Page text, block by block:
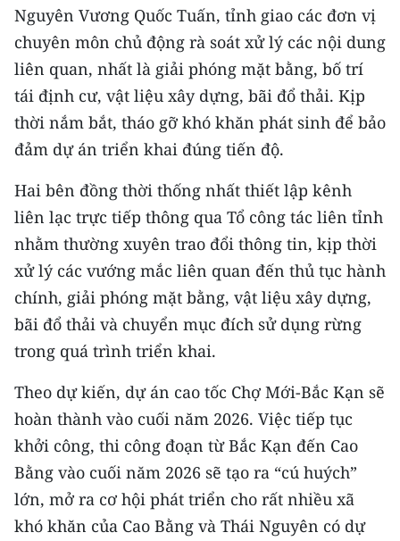
Nguyên Vương Quốc Tuấn, tỉnh giao các đơn vị
chuyên môn chủ động rà soát xử lý các nội dung
liên quan, nhất là giải phóng mặt bằng, bố trí
tái định cư, vật liệu xây dựng, bãi đổ thải. Kịp
thời nắm bắt, tháo gỡ khó khăn phát sinh để bảo
đảm dự án triển khai đúng tiến độ.
Hai bên đồng thời thống nhất thiết lập kênh
liên lạc trực tiếp thông qua Tổ công tác liên tỉnh
nhằm thường xuyên trao đổi thông tin, kịp thời
xử lý các vướng mắc liên quan đến thủ tục hành
chính, giải phóng mặt bằng, vật liệu xây dựng,
bãi đổ thải và chuyển mục đích sử dụng rừng
trong quá trình triển khai.
Theo dự kiến, dự án cao tốc Chợ Mới-Bắc Kạn sẽ
hoàn thành vào cuối năm 2026. Việc tiếp tục
khởi công, thi công đoạn từ Bắc Kạn đến Cao
Bằng vào cuối năm 2026 sẽ tạo ra “cú huých”
lớn, mở ra cơ hội phát triển cho rất nhiều xã
khó khăn của Cao Bằng và Thái Nguyên có dự